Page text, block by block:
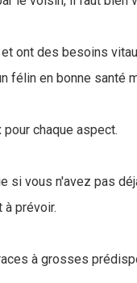
ont des besoins
félin en bonne santé
chaque aspect.
si vous n'avez pas
prévoir.
à grosses